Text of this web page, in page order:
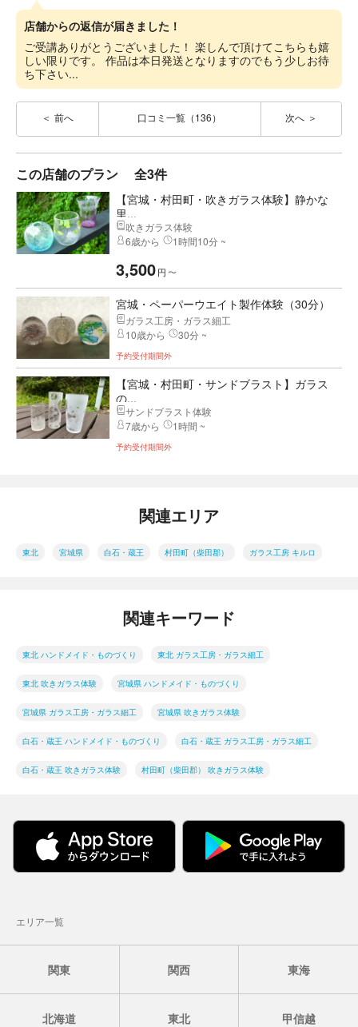
店舗からの返信が届きました！
ご受講ありがとうございました！ 楽しんで頂けてこちらも嬉
しい限りです。 作品は本日発送となりますのでもう少しお待
ち下さい...
前へ 口コミ一覧（136） 次へ
この店舗のプラン 全3件
【宮城・村田町・吹きガラス体験】静かな
里...
吹きガラス体験
6歳から
1時間10分 ~
3,500円 〜
宮城・ペーパーウエイト製作体験（30分）
ガラス工房・ガラス細工
10歳から
30分 ~
予約受付期間外
【宮城・村田町・サンドブラスト】ガラス
の...
サンドブラスト体験
7歳から
1時間 ~
予約受付期間外
関連エリア
東北 宮城県 白石・蔵王 村田町（柴田郡） ガラス工房 キルロ
関連キーワード
東北 ハンドメイド・ものづくり 東北 ガラス工房・ガラス細工
東北 吹きガラス体験 宮城県 ハンドメイド・ものづくり
宮城県 ガラス工房・ガラス細工 宮城県 吹きガラス体験
白石・蔵王 ハンドメイド・ものづくり 白石・蔵王 ガラス工房・ガラス細工
白石・蔵王 吹きガラス体験 村田町（柴田郡） 吹きガラス体験
エリア一覧
関東 関西 東海
北海道 東北 甲信越